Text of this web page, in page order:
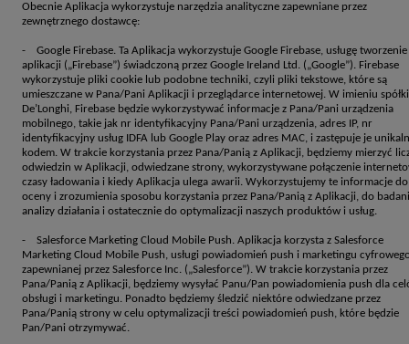
Obecnie Aplikacja wykorzystuje narzędzia analityczne zapewniane przez
zewnętrznego dostawcę:
- Google Firebase. Ta Aplikacja wykorzystuje Google Firebase, usługę tworzenie
aplikacji („Firebase”) świadczoną przez Google Ireland Ltd. („Google”). Firebase
wykorzystuje pliki cookie lub podobne techniki, czyli pliki tekstowe, które są
umieszczane w Pana/Pani Aplikacji i przeglądarce internetowej. W imieniu spółki
De’Longhi, Firebase będzie wykorzystywać informacje z Pana/Pani urządzenia
mobilnego, takie jak nr identyfikacyjny Pana/Pani urządzenia, adres IP, nr
identyfikacyjny usług IDFA lub Google Play oraz adres MAC, i zastępuje je
kodem. W trakcie korzystania przez Pana/Panią z Aplikacji, będziemy mierzyć
odwiedzin w Aplikacji, odwiedzane strony, wykorzystywane połączenie
czasy ładowania i kiedy Aplikacja ulega awarii. Wykorzystujemy te informacje do
oceny i zrozumienia sposobu korzystania przez Pana/Panią z Aplikacji, do
analizy działania i ostatecznie do optymalizacji naszych produktów i usług.
- Salesforce Marketing Cloud Mobile Push. Aplikacja korzysta z Salesforce
Marketing Cloud Mobile Push, usługi powiadomień push i marketingu
zapewnianej przez Salesforce Inc. („Salesforce”). W trakcie korzystania przez
Pana/Panią z Aplikacji, będziemy wysyłać Panu/Pan powiadomienia push dla
obsługi i marketingu. Ponadto będziemy śledzić niektóre odwiedzane przez
Pana/Panią strony w celu optymalizacji treści powiadomień push, które będzie
Pan/Pani otrzymywać.